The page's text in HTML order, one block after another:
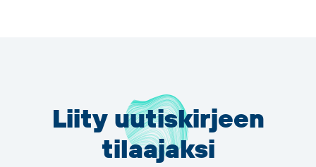
Liity uutiskirjeen
tilaajaksi